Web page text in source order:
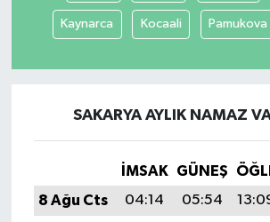
Kaynarca Kocaali Pamukova
SAKARYA AYLIK NAMAZ
İMSAK GÜNEŞ
8 Ağu Cts
04:14 05:54